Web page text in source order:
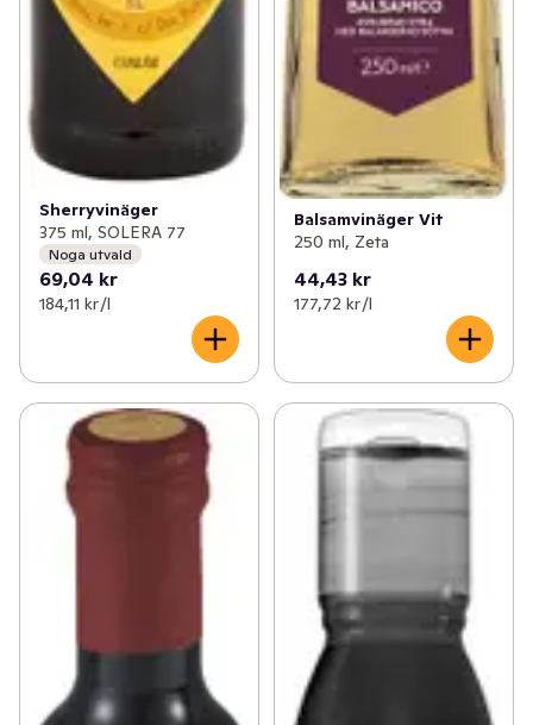
Sherryvinäger
375 ml, SOLERA 77
Noga utvald
69,04 kr
184,11 kr /l
Balsamvinäger Vit
250 ml, Zeta
44,43 kr
177,72 kr /l